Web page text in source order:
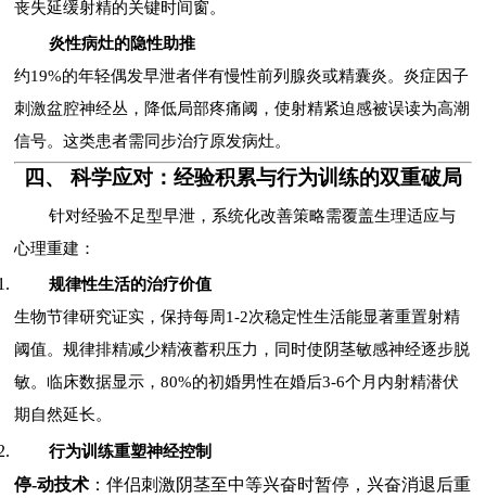
丧失延缓射精的关键时间窗。
炎性病灶的隐性助推
约19%的年轻偶发早泄者伴有慢性前列腺炎或精囊炎。炎症因子
刺激盆腔神经丛，降低局部疼痛阈，使射精紧迫感被误读为高潮
信号。这类患者需同步治疗原发病灶。
四、 科学应对：经验积累与行为训练的双重破局
针对经验不足型早泄，系统化改善策略需覆盖生理适应与
心理重建：
规律性生活的治疗价值
生物节律研究证实，保持每周1-2次稳定性生活能显著重置射精
阈值。规律排精减少精液蓄积压力，同时使阴茎敏感神经逐步脱
敏。临床数据显示，80%的初婚男性在婚后3-6个月内射精潜伏
期自然延长。
行为训练重塑神经控制
停-动技术 ：伴侣刺激阴茎至中等兴奋时暂停，兴奋消退后重